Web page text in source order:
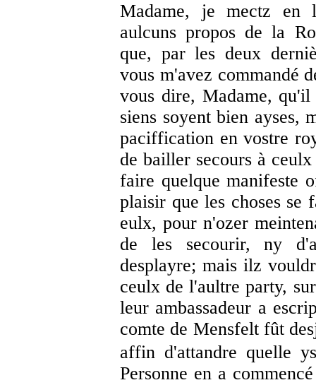
Madame, je mectz en
aulcuns propos de la
que, par les deux
vous m'avez commandé
vous dire, Madame, qu'il
siens soyent bien ayses,
paciffication en vostre
de bailler secours à
faire quelque manifeste
plaisir que les choses se
eulx, pour n'ozer
de les secourir, ny
desplayre; mais ilz
ceulx de l'aultre party,
leur ambassadeur a
comte de Mensfelt fût
affin d'attandre quelle
Personne en a